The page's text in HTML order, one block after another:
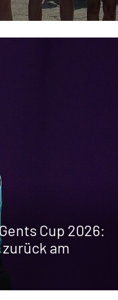
Cup 2026:
zurück am